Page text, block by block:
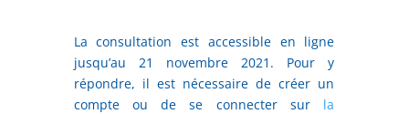
La consultation est accessible en ligne
jusqu’au 21 novembre 2021. Pour y
répondre, il est nécessaire de créer un
compte ou de se connecter sur la